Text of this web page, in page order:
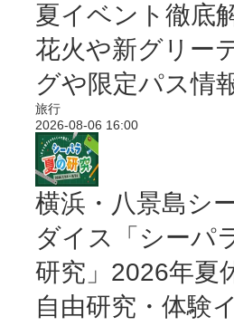
夏イベント徹底
花火や新グリー
グや限定パス情
旅行
2026-08-06 16:00
横浜・八景島シ
ダイス「シーパ
研究」2026年夏
自由研究・体験